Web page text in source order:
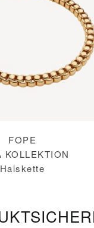
FOPE
KOLLEKTION
Halskette